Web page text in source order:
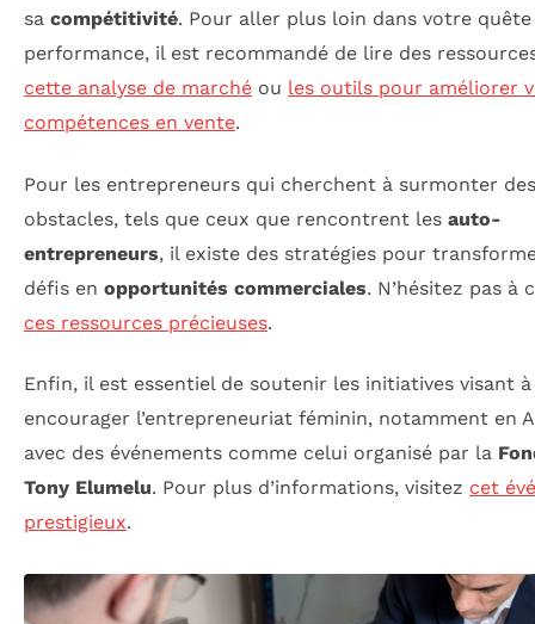
sa compétitivité. Pour aller plus loin dans votre quête
performance, il est recommandé de lire des
cette analyse de marché ou les outils pour améliorer
compétences en vente.
Pour les entrepreneurs qui cherchent à surmonter des
obstacles, tels que ceux que rencontrent les auto-
entrepreneurs, il existe des stratégies pour
défis en opportunités commerciales. N’hésitez pas à
ces ressources précieuses.
Enfin, il est essentiel de soutenir les initiatives visant à
encourager l’entrepreneuriat féminin, notamment en
avec des événements comme celui organisé par la
Tony Elumelu. Pour plus d’informations, visitez cet
prestigieux.